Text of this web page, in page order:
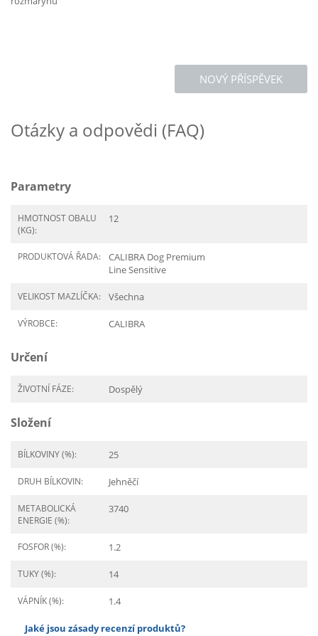
NOVÝ PŘÍSPĚVEK
Otázky a odpovědi (FAQ)
Parametry
HMOTNOST OBALU
(KG):
12
PRODUKTOVÁ ŘADA:
CALIBRA Dog Premium
Line Sensitive
VELIKOST MAZLÍČKA: Všechna
VÝROBCE: CALIBRA
Určení
ŽIVOTNÍ FÁZE: Dospělý
Složení
BÍLKOVINY (%): 25
DRUH BÍLKOVIN: Jehněčí
METABOLICKÁ
ENERGIE (%):
3740
FOSFOR (%): 1.2
TUKY (%): 14
VÁPNÍK (%): 1.4
Jaké jsou zásady recenzí produktů?